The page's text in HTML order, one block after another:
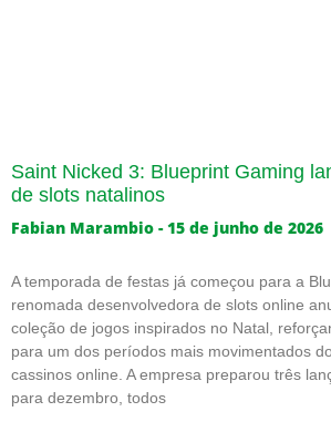
Saint Nicked 3: Blueprint Gaming
de slots natalinos
Fabian Marambio 15 de junho de 2026
A temporada de festas já começou para a
renomada desenvolvedora de slots online
coleção de jogos inspirados no Natal,
para um dos períodos mais movimentados
cassinos online. A empresa preparou três
para dezembro, todos